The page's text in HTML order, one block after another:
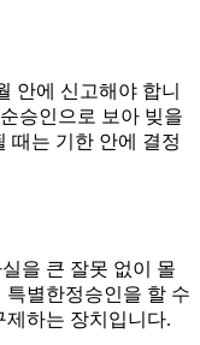
안에 신고해야 합니
승인으로 보아 빚을
때는 기한 안에 결정
을 큰 잘못 없이 몰
특별한정승인을 할 수
제하는 장치입니다.